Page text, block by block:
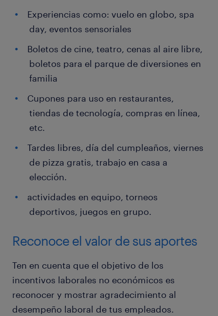
Experiencias como: vuelo en globo, spa
day, eventos sensoriales
Boletos de cine, teatro, cenas al aire libre,
boletos para el parque de diversiones en
familia
Cupones para uso en restaurantes,
tiendas de tecnología, compras en línea,
etc.
Tardes libres, día del cumpleaños, viernes
de pizza gratis, trabajo en casa a
elección.
actividades en equipo, torneos
deportivos, juegos en grupo.
Reconoce el valor de sus aportes
Ten en cuenta que el objetivo de los
incentivos laborales no económicos es
reconocer y mostrar agradecimiento al
desempeño laboral de tus empleados.